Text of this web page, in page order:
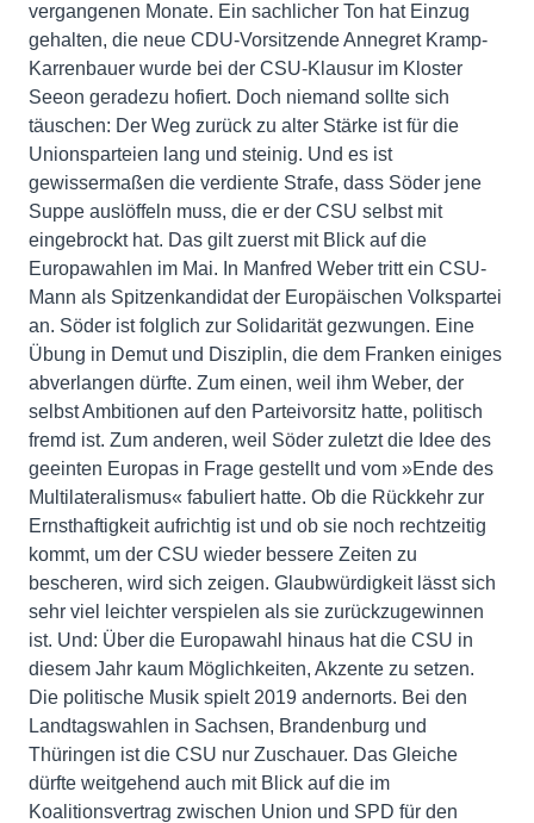
vergangenen Monate. Ein sachlicher Ton hat Einzug
gehalten, die neue CDU-Vorsitzende Annegret Kramp-
Karrenbauer wurde bei der CSU-Klausur im Kloster
Seeon geradezu hofiert. Doch niemand sollte sich
täuschen: Der Weg zurück zu alter Stärke ist für die
Unionsparteien lang und steinig. Und es ist
gewissermaßen die verdiente Strafe, dass Söder jene
Suppe auslöffeln muss, die er der CSU selbst mit
eingebrockt hat. Das gilt zuerst mit Blick auf die
Europawahlen im Mai. In Manfred Weber tritt ein CSU-
Mann als Spitzenkandidat der Europäischen Volkspartei
an. Söder ist folglich zur Solidarität gezwungen. Eine
Übung in Demut und Disziplin, die dem Franken einiges
abverlangen dürfte. Zum einen, weil ihm Weber, der
selbst Ambitionen auf den Parteivorsitz hatte, politisch
fremd ist. Zum anderen, weil Söder zuletzt die Idee des
geeinten Europas in Frage gestellt und vom »Ende des
Multilateralismus« fabuliert hatte. Ob die Rückkehr zur
Ernsthaftigkeit aufrichtig ist und ob sie noch rechtzeitig
kommt, um der CSU wieder bessere Zeiten zu
bescheren, wird sich zeigen. Glaubwürdigkeit lässt sich
sehr viel leichter verspielen als sie zurückzugewinnen
ist. Und: Über die Europawahl hinaus hat die CSU in
diesem Jahr kaum Möglichkeiten, Akzente zu setzen.
Die politische Musik spielt 2019 andernorts. Bei den
Landtagswahlen in Sachsen, Brandenburg und
Thüringen ist die CSU nur Zuschauer. Das Gleiche
dürfte weitgehend auch mit Blick auf die im
Koalitionsvertrag zwischen Union und SPD für den